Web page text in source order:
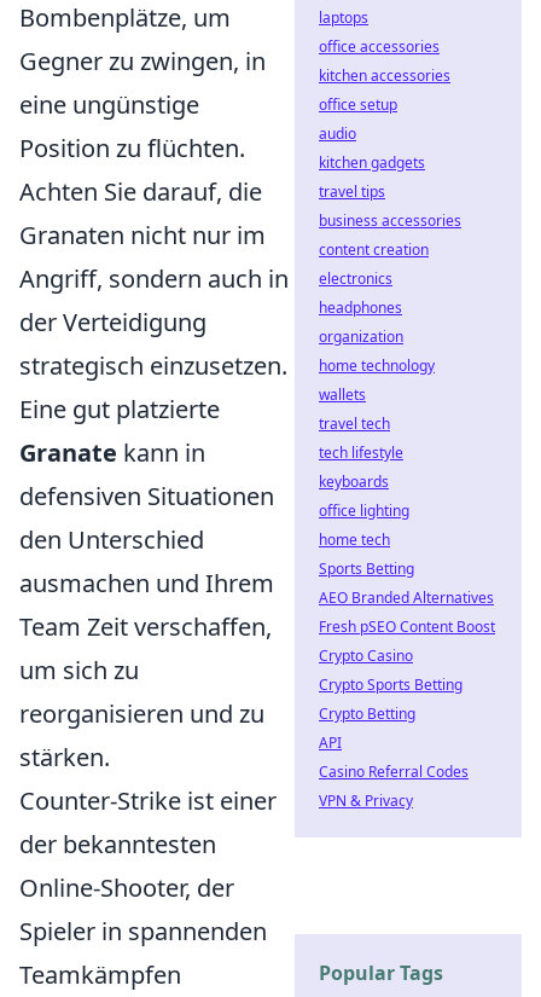
Bombenplätze, um
Gegner zu zwingen, in
eine ungünstige
Position zu flüchten.
Achten Sie darauf, die
Granaten nicht nur im
Angriff, sondern auch in
der Verteidigung
strategisch einzusetzen.
Eine gut platzierte
Granate kann in
defensiven Situationen
den Unterschied
ausmachen und Ihrem
Team Zeit verschaffen,
um sich zu
reorganisieren und zu
stärken.
Counter-Strike ist einer
der bekanntesten
Online-Shooter, der
Spieler in spannenden
Teamkämpfen
laptops
office accessories
kitchen accessories
office setup
audio
kitchen gadgets
travel tips
business accessories
content creation
electronics
headphones
organization
home technology
wallets
travel tech
tech lifestyle
keyboards
office lighting
home tech
Sports Betting
AEO Branded Alternatives
Fresh pSEO Content Boost
Crypto Casino
Crypto Sports Betting
Crypto Betting
API
Casino Referral Codes
VPN & Privacy
Popular Tags